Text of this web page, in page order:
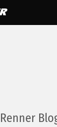
Renner